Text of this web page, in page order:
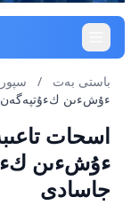
باستى بەت /
ءۇشءىن كءۇتپەگەن мبلءىмدەмە...
اسحات
جاسادى